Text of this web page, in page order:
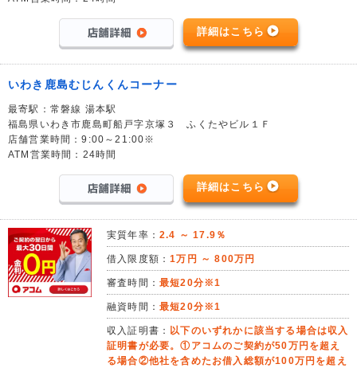
詳細はこちら
いわき鹿島むじんくんコーナー
最寄駅：常磐線 湯本駅
福島県いわき市鹿島町船戸字京塚３ ふくたやビル１Ｆ
店舗営業時間：9:00～21:00※
ATM営業時間：24時間
詳細はこちら
実質年率： 2.4 ～ 17.9％
借入限度額：1万円 ～ 800万円
審査時間： 最短20分※1
融資時間： 最短20分※1
収入証明書： 以下のいずれかに該当する場合は収入
証明書が必要。①アコムのご契約が50万円を超え
る場合②他社を含めたお借入総額が100万円を超え